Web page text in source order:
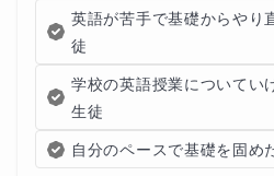
英語が苦手で基礎からやり
徒
学校の英語授業についてい
生徒
自分のペースで基礎を固め